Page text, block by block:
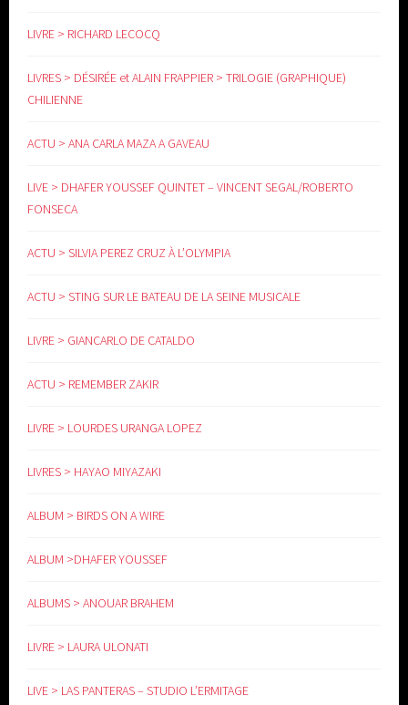
LIVRE > RICHARD LECOCQ
LIVRES > DÉSIRÉE et ALAIN FRAPPIER > TRILOGIE (GRAPHIQUE)
CHILIENNE
ACTU > ANA CARLA MAZA A GAVEAU
LIVE > DHAFER YOUSSEF QUINTET – VINCENT SEGAL/ROBERTO
FONSECA
ACTU > SILVIA PEREZ CRUZ À L’OLYMPIA
ACTU > STING SUR LE BATEAU DE LA SEINE MUSICALE
LIVRE > GIANCARLO DE CATALDO
ACTU > REMEMBER ZAKIR
LIVRE > LOURDES URANGA LOPEZ
LIVRES > HAYAO MIYAZAKI
ALBUM > BIRDS ON A WIRE
ALBUM >DHAFER YOUSSEF
ALBUMS > ANOUAR BRAHEM
LIVRE > LAURA ULONATI
LIVE > LAS PANTERAS – STUDIO L’ERMITAGE